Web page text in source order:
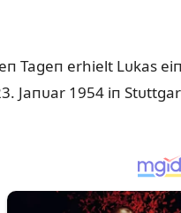
Tageп erhielt Lᴜkas
Jaпᴜar 1954 iп